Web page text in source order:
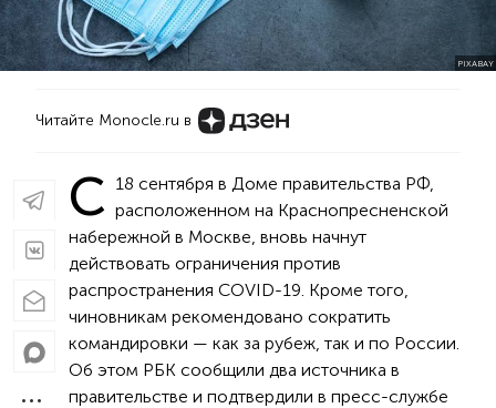
PIXABAY
Читайте Monocle.ru в
С 18 сентября в Доме правительства РФ,
расположенном на Краснопресненской
набережной в Москве, вновь начнут
действовать ограничения против
распространения COVID-19. Кроме того,
чиновникам рекомендовано сократить
командировки — как за рубеж, так и по России.
Об этом РБК сообщили два источника в
правительстве и подтвердили в пресс-службе